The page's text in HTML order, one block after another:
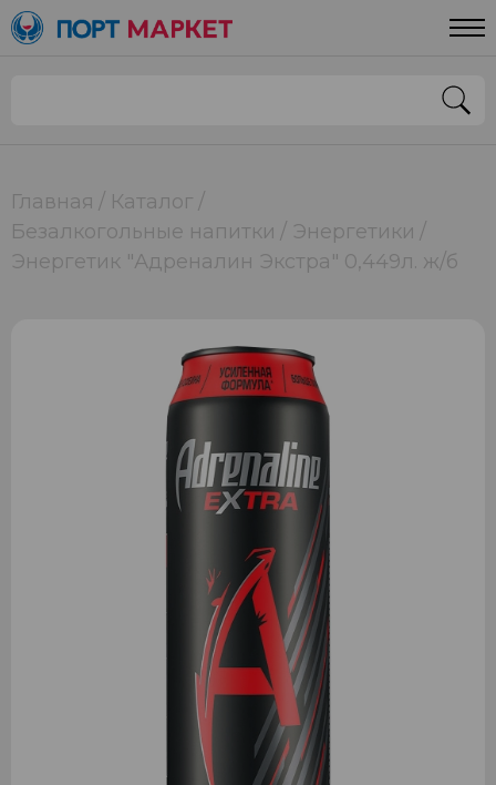
Главная
Каталог
Безалкогольные напитки
Энергетики
Энергетик "Адреналин Экстра" 0,449л. ж/б